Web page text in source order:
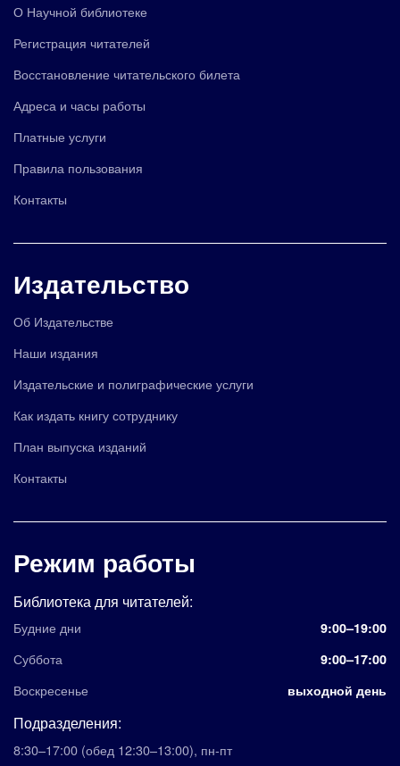
О Научной библиотеке
Регистрация читателей
Восстановление читательского билета
Адреса и часы работы
Платные услуги
Правила пользования
Контакты
Издательство
Об Издательстве
Наши издания
Издательские и полиграфические услуги
Как издать книгу сотруднику
План выпуска изданий
Контакты
Режим работы
Библиотека для читателей:
Будние дни 9:00–19:00
Суббота 9:00–17:00
Воскресенье выходной день
Подразделения:
8:30–17:00 (обед 12:30–13:00), пн-пт